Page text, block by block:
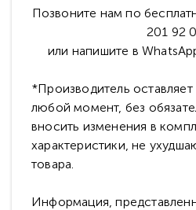
Позвоните нам по
201 92
или напишите в
*Производитель
любой момент, без
вносить изменения в
характеристики, не
товара.
Информация,